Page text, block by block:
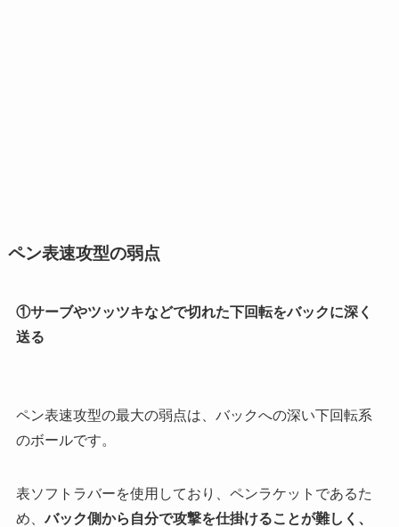
ペン表速攻型の弱点
①サーブやツッツキなどで切れた下回転をバックに深く
送る
ペン表速攻型の最大の弱点は、 バックへの深い下回転系
のボールです。
表ソフトラバーを使用しており、ペンラケットであるた
め、バック側から自分で攻撃を仕掛けることが難しく、